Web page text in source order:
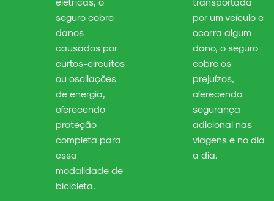
seguro cobre
danos
causados por
curtos-circuitos
ou oscilações
de energia,
oferecendo
proteção
completa para
essa
modalidade de
bicicleta.
por um veículo e
ocorra algum
dano, o seguro
cobre os
prejuízos,
oferecendo
segurança
adicional nas
viagens e no dia
a dia.